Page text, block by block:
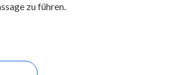
zu führen.